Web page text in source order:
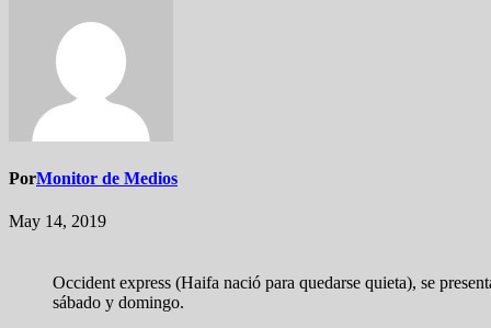
PorMonitor de Medios
May 14, 2019
Occident express (Haifa nació para quedarse quieta), se
sábado y domingo.